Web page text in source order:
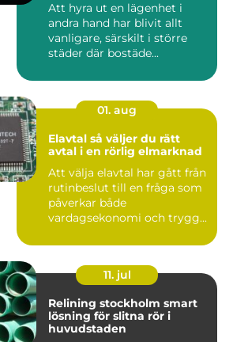
Att hyra ut en lägenhet i
andra hand har blivit allt
vanligare, särskilt i större
städer där bostäde...
01. aug
Elavtal så väljer du rätt
avtal i en rörlig elmarknad
Att välja elavtal har gått från
rutinbeslut till en fråga som
påverkar både
vardagsekonomi och trygg...
11. jul
Relining stockholm smart
lösning för slitna rör i
huvudstaden